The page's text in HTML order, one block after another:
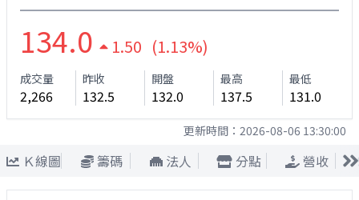
134.0 1.50 (1.13%)
成交量
2,266
昨收
132.5
開盤
132.0
最高
137.5
最低
131.0
更新時間： 2026-08-06 13:30:00
Ｋ線圖 籌碼 法人 分點 營收